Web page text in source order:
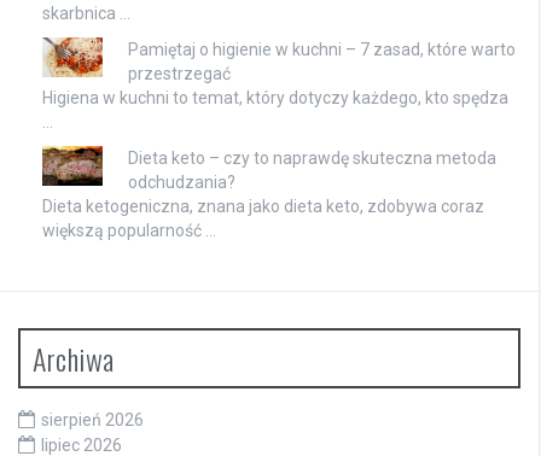
skarbnica …
Pamiętaj o higienie w kuchni – 7 zasad, które warto
przestrzegać
Higiena w kuchni to temat, który dotyczy każdego, kto spędza
Dieta keto – czy to naprawdę skuteczna metoda
odchudzania?
Dieta ketogeniczna, znana jako dieta keto, zdobywa coraz
większą popularność …
Archiwa
sierpień 2026
lipiec 2026